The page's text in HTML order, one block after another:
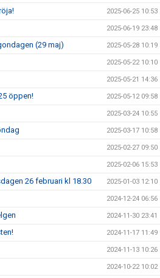
2025-06-25 10:53
2025-06-19 23:48
(29 maj) 2025-05-28 10:19
2025-05-22 10:10
2025-05-21 14:36
öppen! 2025-05-12 09:58
2025-03-24 10:55
2025-03-17 10:58
2025-02-27 09:50
2025-02-06 15:53
26 februari kl 18.30 2025-01-03 12:10
2024-12-24 06:56
2024-11-30 23:41
2024-11-17 11:49
2024-11-13 10:26
2024-10-22 10:02